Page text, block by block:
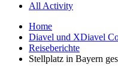
All Activity
Home
Diavel und XDiavel
Reiseberichte
Stellplatz in Bayern